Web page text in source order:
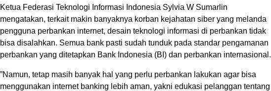
Ketua Federasi Teknologi Informasi Indonesia Sylvia W Sumarlin
mengatakan, terkait makin banyaknya korban kejahatan siber yang melanda
pengguna perbankan internet, desain teknologi informasi di perbankan tidak
bisa disalahkan. Semua bank pasti sudah tunduk pada standar pengamanan
perbankan yang ditetapkan Bank Indonesia (BI) dan perbankan internasional.
”Namun, tetap masih banyak hal yang perlu perbankan lakukan agar bisa
menggunakan internet banking lebih aman, yakni edukasi pelanggan tentang